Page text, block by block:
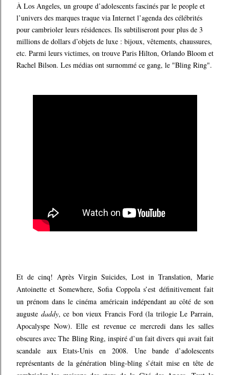
À Los Angeles, un groupe d’adolescents fascinés par le people et
l’univers des marques traque via Internet l’agenda des célébrités
pour cambrioler leurs résidences. Ils subtiliseront pour plus de 3
millions de dollars d’objets de luxe : bijoux, vêtements, chaussures,
etc. Parmi leurs victimes, on trouve Paris Hilton, Orlando Bloom et
Rachel Bilson. Les médias ont surnommé ce gang, le "Bling Ring".
Et de cinq! Après Virgin Suicides, Lost in Translation, Marie
Antoinette et Somewhere, Sofia Coppola s’est définitivement fait
un prénom dans le cinéma américain indépendant au côté de son
auguste daddy, ce bon vieux Francis Ford (la trilogie Le Parrain,
Apocalyspe Now). Elle est revenue ce mercredi dans les salles
obscures avec The Bling Ring, inspiré d’un fait divers qui avait fait
scandale aux Etats-Unis en 2008. Une bande d’adolescents
représentants de la génération bling-bling s’était mise en tête de